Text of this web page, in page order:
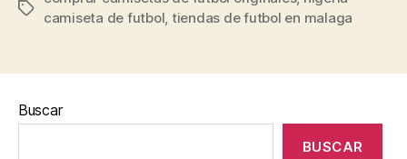
Etiquetas
camiseta de futbol tiendas de futbol en malaga
Buscar
BUSCAR